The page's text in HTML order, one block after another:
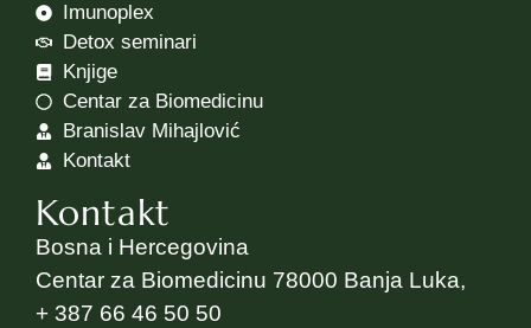
Imunoplex
Detox seminari
Knjige
Centar za Biomedicinu
Branislav Mihajlović
Kontakt
Kontakt
Bosna i Hercegovina
Centar za Biomedicinu 78000 Banja Luka,
+ 387 66 46 50 50